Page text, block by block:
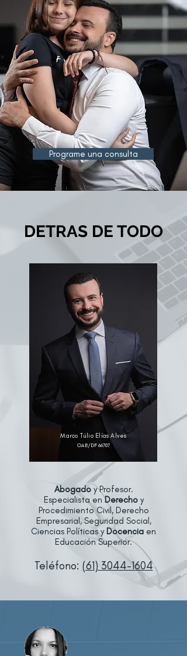
Programe una consulta
DETRAS DE TODO
Marco Túlio Elías Alves
OAB/DF 66707
Abogadoy Profesor.
Especialista enDerechoy
Procedimiento Civil, Derecho
Empresarial, Seguridad Social,
Ciencias Políticas y Docencia en
Educación Superior.
Teléfono: (61) 3044-1604